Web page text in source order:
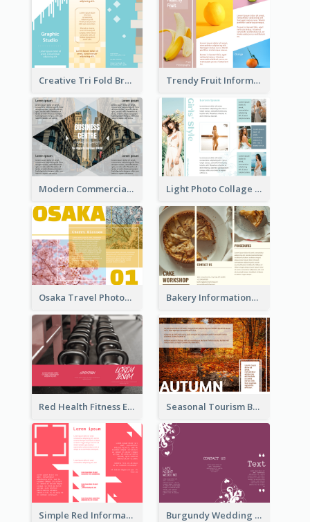
Creative Tri Fold Brochure Trendy Fruit Informational Tri Fold Brochure
Modern Commercial Real Estate Brochure Light Photo Collage Tri Fold Brochure
Osaka Travel Photography Tri Fold Brochure Bakery Informational Tri Fold Brochure
Red Health Fitness Event Brochure Seasonal Tourism Brochure
Simple Red Informational Tri Fold Brochure Burgundy Wedding Theme Tri Fold Brochure